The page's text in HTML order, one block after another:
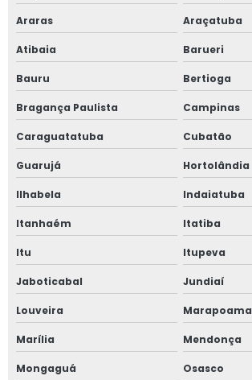
Araras Araçatuba
Atibaia Barueri
Bauru Bertioga
Bragança Paulista Campinas
Caraguatatuba Cubatão
Guarujá Hortolândia
Ilhabela Indaiatuba
Itanhaém Itatiba
Itu Itupeva
Jaboticabal Jundiaí
Louveira Marapoama
Marília Mendonça
Mongaguá Osasco